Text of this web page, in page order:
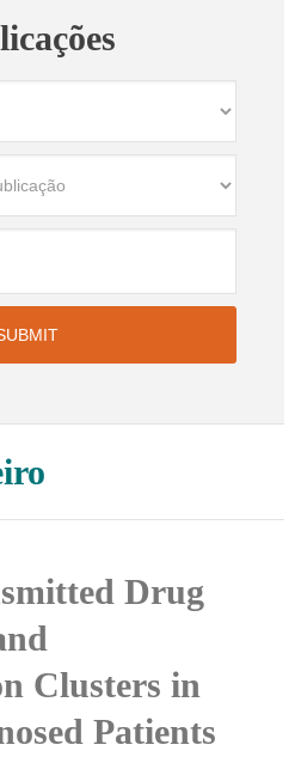
Drug
Clusters in
Patients